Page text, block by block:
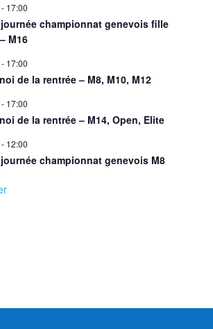
- 17:00
journée championnat genevois fille
M16
- 17:00
de la rentrée – M8, M10, M12
- 17:00
de la rentrée – M14, Open, Elite
- 12:00
journée championnat genevois M8